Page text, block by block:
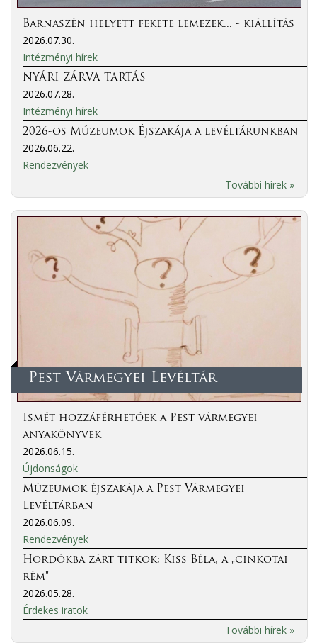
Barnaszén helyett fekete lemezek... - kiállítás
2026.07.30.
Intézményi hírek
NYÁRI ZÁRVA TARTÁS
2026.07.28.
Intézményi hírek
2026-os Múzeumok Éjszakája a levéltárunkban
2026.06.22.
Rendezvények
További hírek »
Pest Vármegyei Levéltár
Ismét hozzáférhetőek a Pest vármegyei
anyakönyvek
2026.06.15.
Újdonságok
Múzeumok éjszakája a Pest Vármegyei
Levéltárban
2026.06.09.
Rendezvények
Hordókba zárt titkok: Kiss Béla, a „cinkotai
rém”
2026.05.28.
Érdekes iratok
További hírek »